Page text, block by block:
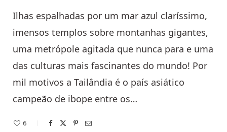
Ilhas espalhadas por um mar azul claríssimo,
imensos templos sobre montanhas gigantes,
uma metrópole agitada que nunca para e uma
das culturas mais fascinantes do mundo! Por
mil motivos a Tailândia é o país asiático
campeão de ibope entre os…
6